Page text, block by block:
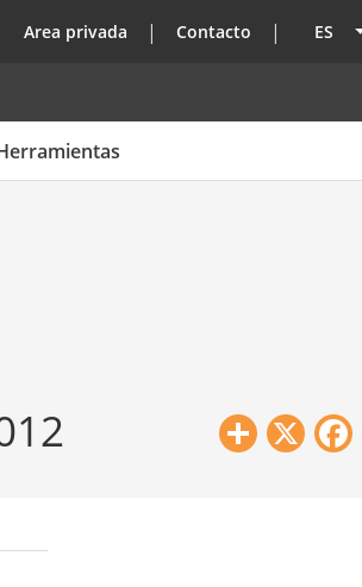
top
Area privada Contacto ES
Share
X